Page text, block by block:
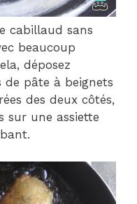
cabillaud sans
beaucoup
déposez
de pâte à beignets
des deux côtés,
sur une assiette